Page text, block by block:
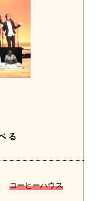
コーヒーハウス